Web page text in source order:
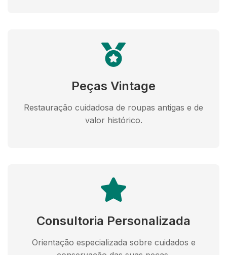
Peças Vintage
Restauração cuidadosa de roupas antigas e de
valor histórico.
Consultoria Personalizada
Orientação especializada sobre cuidados e